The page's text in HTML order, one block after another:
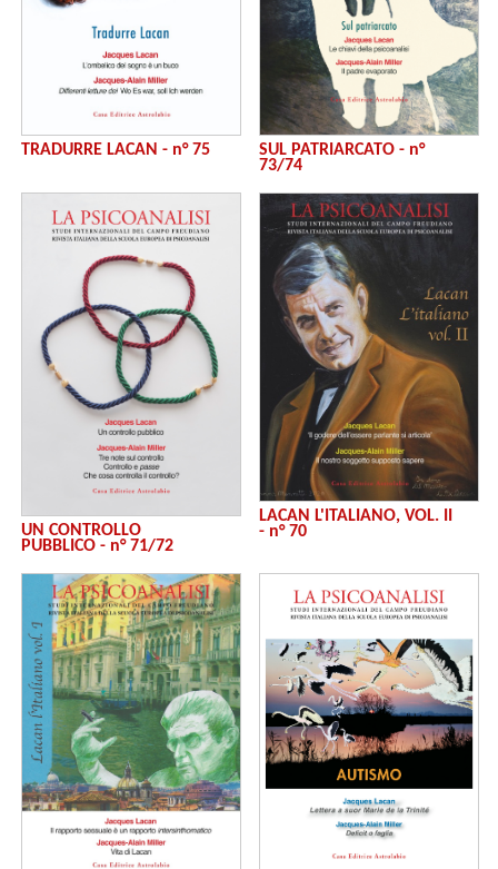
TRADURRE LACAN - n° 75
SUL PATRIARCATO - n°
73/74
UN CONTROLLO
PUBBLICO - n° 71/72
LACAN L'ITALIANO, VOL. II
- n° 70